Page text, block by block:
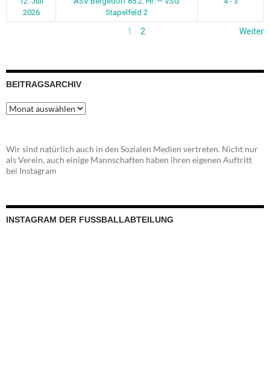
2026
Stapelfeld 2
1 2 Weiter
BEITRAGSARCHIV
Beitragsarchiv
Wir sind natürlich auch in den Sozialen Medien vertreten. Nicht nur
als Verein, auch einige Mannschaften haben ihren eigenen Auftritt
bei Instagram
INSTAGRAM DER FUSSBALLABTEILUNG